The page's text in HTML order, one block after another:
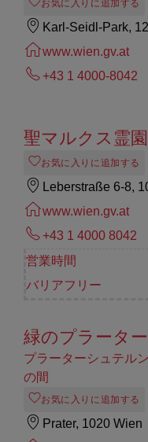
お気に入りに追加する
Karl-Seidl-Park,
www.wien.gv.at
+43 1 4000-8042
聖マルクス霊
お気に入りに追加する
Leberstraße 6-8,
www.wien.gv.at
+43 1 4000 8042
営業時間
バリアフリー
緑のプラーター
プラーターシュテル
の間
お気に入りに追加する
Prater, 1020 Wien